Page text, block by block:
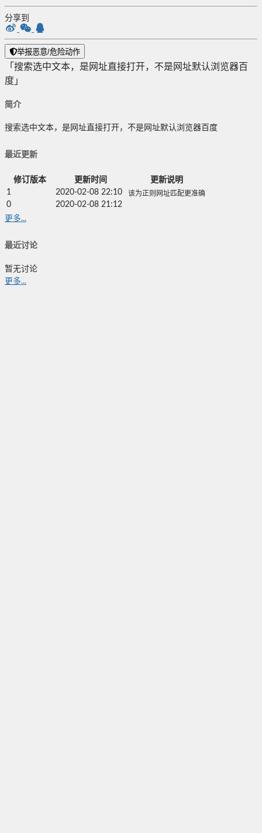
分享到
举报恶意/危险动作
「搜索选中文本，是网址直接打开，不是网址默认浏览器百
度」
简介
搜索选中文本，是网址直接打开，不是网址默认浏览器百度
最近更新
修订版本 更新时间
更新说明
1
2020-02-08 22:10 该为正则网址匹配更准确
0
2020-02-08 21:12
更多...
最近讨论
暂无讨论
更多...